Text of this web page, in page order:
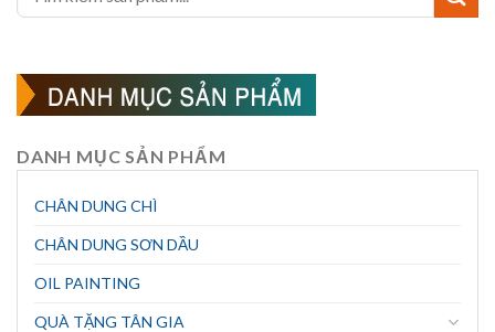
DANH MỤC SẢN PHẨM
CHÂN DUNG CHÌ
CHÂN DUNG SƠN DẦU
OIL PAINTING
QUÀ TẶNG TÂN GIA